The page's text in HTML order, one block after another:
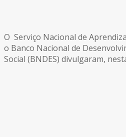
O Serviço Nacional de
o Banco Nacional de
Social (BNDES) divulgaram,